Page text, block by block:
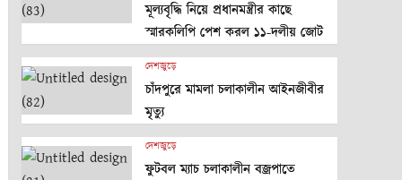
মূল্যবৃদ্ধি নিয়ে প্রধানমন্ত্রীর কাছে
স্মারকলিপি পেশ করল ১১-দলীয় জোট
দেশজুড়ে
চাঁদপুরে মামলা চলাকালীন আইনজীবীর
মৃত্যু
দেশজুড়ে
ফুটবল ম্যাচ চলাকালীন বজ্রপাতে